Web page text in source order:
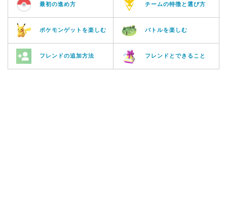
最初の進め方 チームの特徴と選び方
ポケモンゲットを楽しむ バトルを楽しむ
フレンドの追加方法 フレンドとできること